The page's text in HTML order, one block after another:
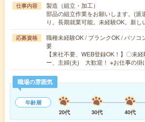
仕事内容
製造（組立・加工）
部品の組立作業をお願いします。(派
り。長期就業可能。未経験OK。新
応募資格
職種未経験OK / ブランクOK / パソコ
要
【来社不要、WEB登録OK！】〇未
ー、主婦(夫) 大歓迎！ ※お仕事の
職場の雰囲気
年齢層
20代
30代 40代